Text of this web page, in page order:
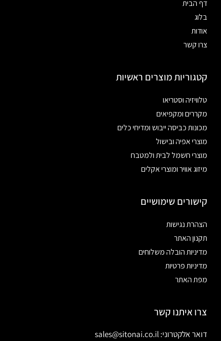
דף הבית
בלוג
אודות
צרו קשר
קטגוריות מוצרים ראשיות
טלוויזיה וסטריאו
מקררים ומקפיאים
מכונות כביסה ייבוש ומדיחי כלים
מוצרי אפיה ובישול
מוצרי חשמל לבית ולמטבח
מיזוג אוויר ומוצרי אקלים
קישורים שימושיים
הצהרת נגישות
תקנון האתר
מדיניות הובלה משלוחים
מדיניות פרטיות
מפת האתר
צרו איתנו קשר
דואר אלקטרוני: sales@sitonai.co.il